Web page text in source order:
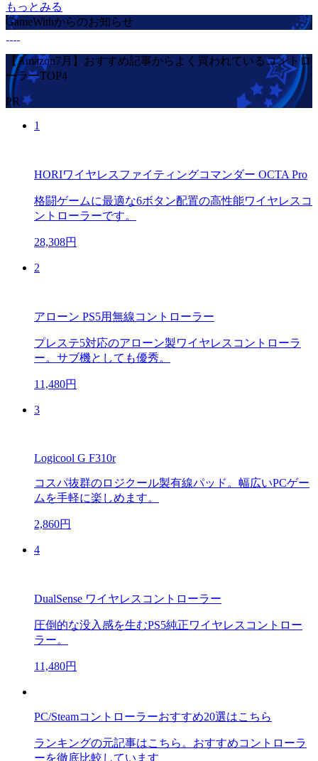
もっとみる
GameWithからのお知らせ
【Amazon7月】おすすめ記事からよく買われているコントロ
ーラーTOP4
PR
1
HORIワイヤレスファイティングコマンダー OCTA Pro
格闘ゲームに最適な6ボタン配置の高性能ワイヤレスコ
ントローラーです。
28,308円
2
アローン PS5用無線コントローラー
プレステ5対応のアローン製ワイヤレスコントローラ
ー。サブ機としても優秀。
11,480円
3
Logicool G F310r
コスパ抜群のロジクール製有線パッド。幅広いPCゲー
ムを手軽に楽しめます。
2,860円
4
DualSense ワイヤレスコントローラー
圧倒的な没入感を生むPS5純正ワイヤレスコントロー
ラー。
11,480円
PC/Steamコントローラーおすすめ20選はこちら
ランキングの元記事はこちら。おすすめコントローラ
ーを徹底比較しています